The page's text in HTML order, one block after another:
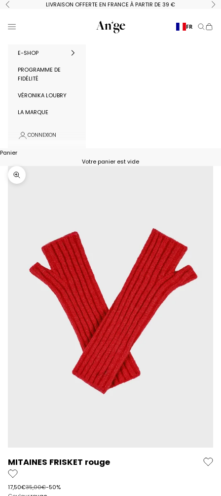
Passer au contenu
Précédent LIVRAISON OFFERTE EN FRANCE À PARTIR DE 39 €
Ange Paris
Menu FR
E-SHOP
PROGRAMME DE
FIDÉLITÉ
VÉRONIKA LOUBRY
LA MARQUE
CONNEXION
Panier
Votre panier est vide
Zoomer sur l'image
MITAINES FRISKET rouge
Prix de vente
17,50€Prix normal
35,00€-50%